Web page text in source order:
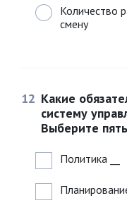
Количество
смену
12 Какие
систему
Выберите
Политика